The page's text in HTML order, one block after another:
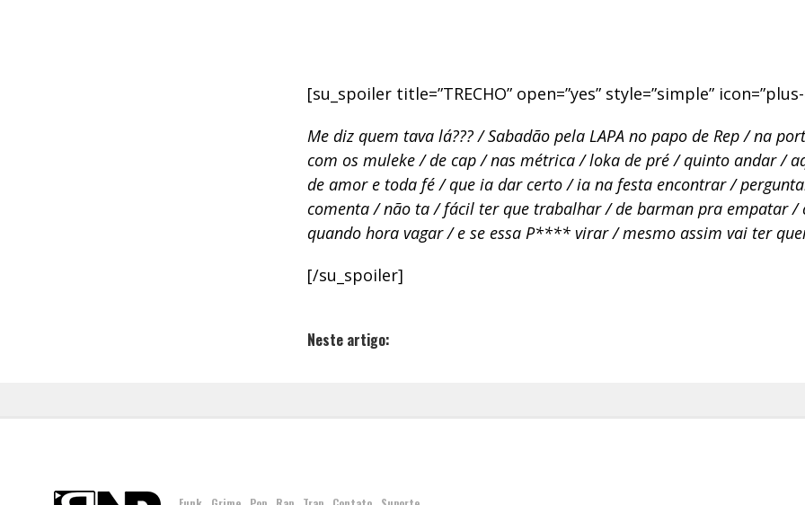
[su_spoiler title=”TRECHO” open=”yes” style=”simple”
Me diz quem tava lá??? / Sabadão pela LAPA no papo de Rep / na
com os muleke / de cap / nas métrica / loka de pré / quinto andar /
de amor e toda fé / que ia dar certo / ia na festa encontrar /
comenta / não ta / fácil ter que trabalhar / de barman pra empatar /
quando hora vagar / e se essa P**** virar / mesmo assim vai ter
[/su_spoiler]
Neste artigo: